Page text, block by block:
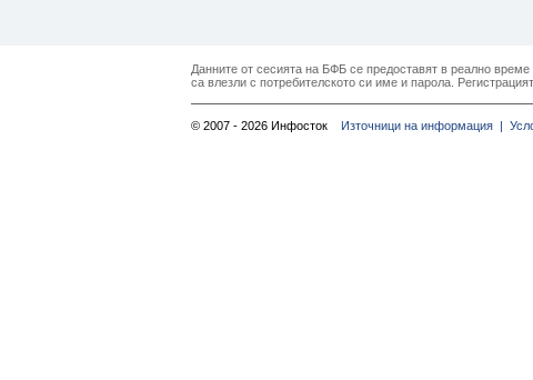
Данните от сесията на БФБ се предоставят в реално
са влезли с потребителското си име и парола.
© 2007 - 2026 Инфосток Източници на информация |